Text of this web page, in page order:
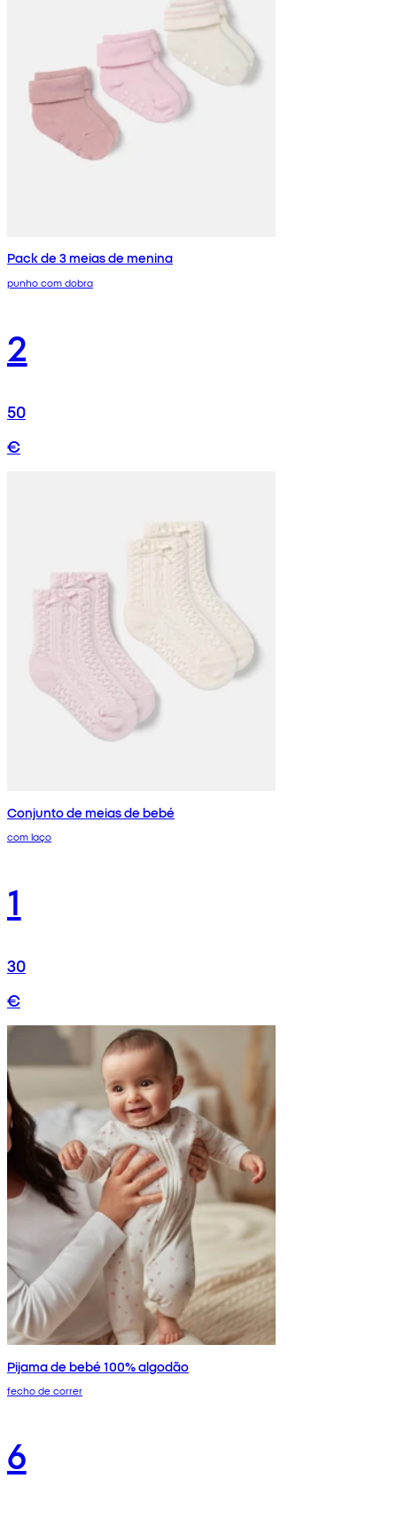
Pack de 3 meias de menina
punho com dobra
2
50
€
Conjunto de meias de bebé
com laço
1
30
€
Pijama de bebé 100% algodão
fecho de correr
6